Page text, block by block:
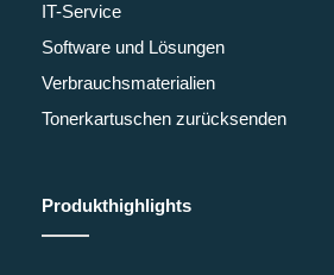
IT-Service
Software und Lösungen
Verbrauchsmaterialien
Tonerkartuschen zurücksenden
Produkthighlights